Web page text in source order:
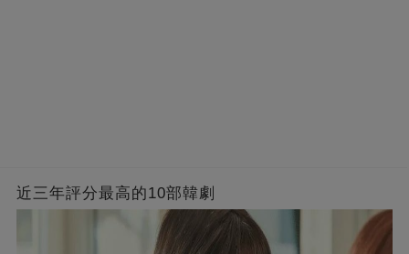
近三年評分最高的10部韓劇